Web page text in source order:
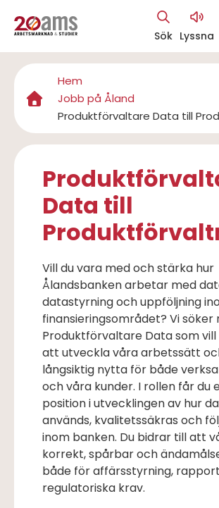
Hoppa
huvudinnehåll
Sök Lyssna
Länkstig
Hem
Jobb på Åland
Produktförvaltare Data till
Data till
Vill du vara med och stärka hur
Ålandsbanken arbetar med
datastyrning och uppföljning
finansieringsområdet? Vi söker
Produktförvaltare Data som
att utveckla våra arbetssätt
långsiktig nytta för både
och våra kunder. I rollen får du
position i utvecklingen av hur
används, kvalitetssäkras och
inom banken. Du bidrar till att
korrekt, spårbar och
både för affärsstyrning,
regulatoriska krav.